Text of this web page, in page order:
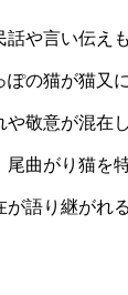
話や言い伝え
ぽの猫が猫又
敬意が混在
尾曲がり猫を
語り継がれ